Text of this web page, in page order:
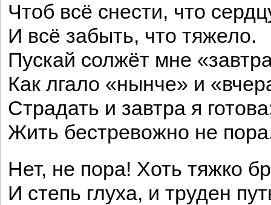
Чтоб всё снести, что
И всё забыть, что тяжело.
Пускай солжёт мне
Как лгало «нынче» и
Страдать и завтра я
Жить бестревожно не
Нет, не пора! Хоть тяжко
И степь глуха, и труден